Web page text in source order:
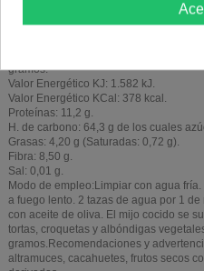
gramos:
Valor Energético KJ: 1.582 kJ.
Valor Energético KCal: 378 kcal.
Proteínas: 11,2 g.
H. de carbono: 64,3 g de los cuales
Grasas: 4,20 g (Saturadas: 0,72 g).
Fibra: 8,50 g.
Sal: 0,01 g.
Modo de empleo:Limpiar con agua
a fuego lento. 2 tazas de agua por 1
con aceite de oliva. El mijo cocido se
tortas, croquetas y albóndigas
gramos.Recomendaciones y
altramuces, cacahuetes, frutos secos